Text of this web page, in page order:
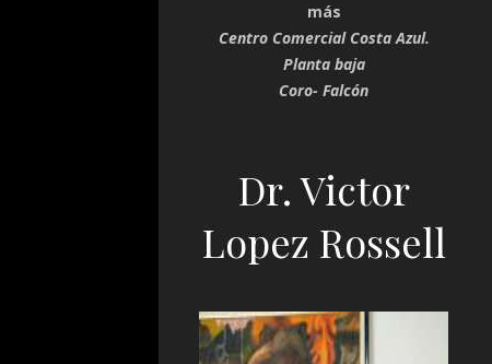
más
Centro Comercial Costa Azul.
Planta baja
Coro- Falcón
Dr. Victor
Lopez Rossell